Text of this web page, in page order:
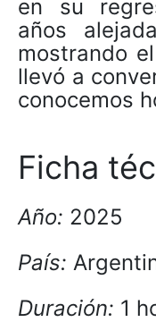
en su
años
mostrando
llevó a
conocemos
Ficha
Año: 2025
País:
Duración: 1